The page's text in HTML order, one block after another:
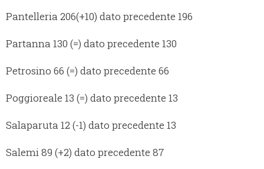
Pantelleria 206(+10) dato precedente 196
Partanna 130 (=) dato precedente 130
Petrosino 66 (=) dato precedente 66
Poggioreale 13 (=) dato precedente 13
Salaparuta 12 (-1) dato precedente 13
Salemi 89 (+2) dato precedente 87